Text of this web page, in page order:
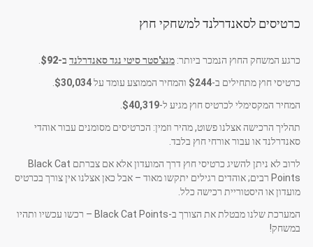
כרטיסים לסאנדרלנד למשחקי חוץ
כרגע המשחק החוץ הנמכר ביותר: מנצ'סטר סיטי נגד סאנדרלנדב-$92
כרטיסי חוץ מתחילים ב-$244 והמחיר הממוצע עומד על$30,034
המחיר המקסימלי לכרטיס חוץ מגיע ל-$40,319
תהליך הרכישה אצלנו פשוט, מהיר וזמין: הכרטיסים מסומנים עבור אוהדי
סאנדרלנד או עבור אורחי חוץ בלבד.
לרוב לא ניתן להשיג כרטיסי חוץ דרך המועדון אלא אם צברתם Black Cat
Points רבים; אוהדים רגילים יתקשו מאוד – אבל כאן אצלנו אין צורך בכרטיס
מועדון או היסטוריית רכישה כלל.
המערכת שלנו מבטלת את הצורך ב-Black Cat Points – רכשו עכשיו ותהיו
במשחק!